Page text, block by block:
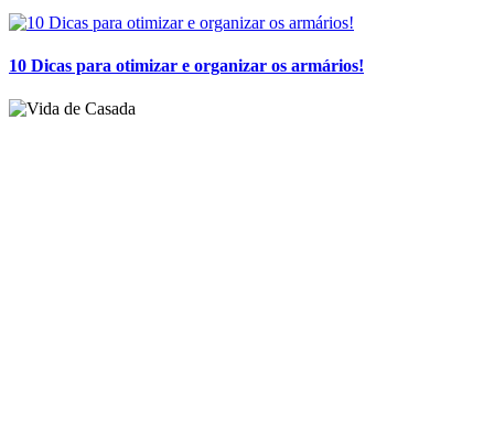
10 Dicas para otimizar e organizar os armários!